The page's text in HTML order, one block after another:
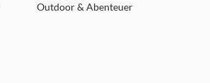
Outdoor & Abenteuer